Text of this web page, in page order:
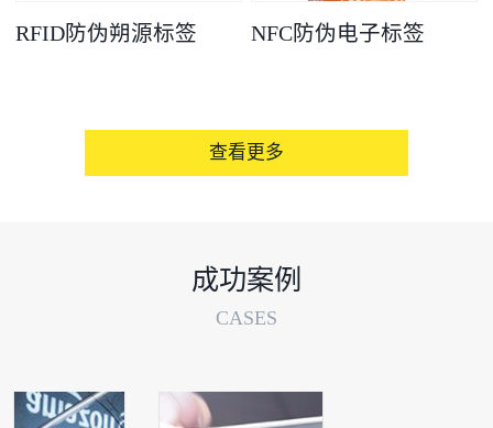
RFID防伪朔源标签 NFC防伪电子标签
查看更多
成功案例
CASES